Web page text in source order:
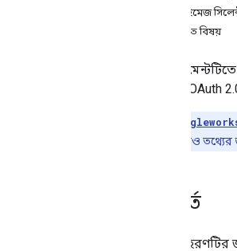
একটি ইমেজ
সম্পর্কিত বিষয়
এই
বর্তমান OAuth
প্রদান করে। আরও তথ্যের
পূর্বশর্ত
এই